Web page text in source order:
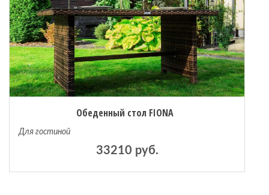
Обеденный стол FIONA
Для гостиной
33210 руб.